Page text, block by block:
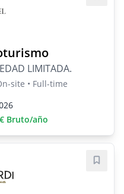
LIMITADA.
site • Full-time
Bruto/año
Save